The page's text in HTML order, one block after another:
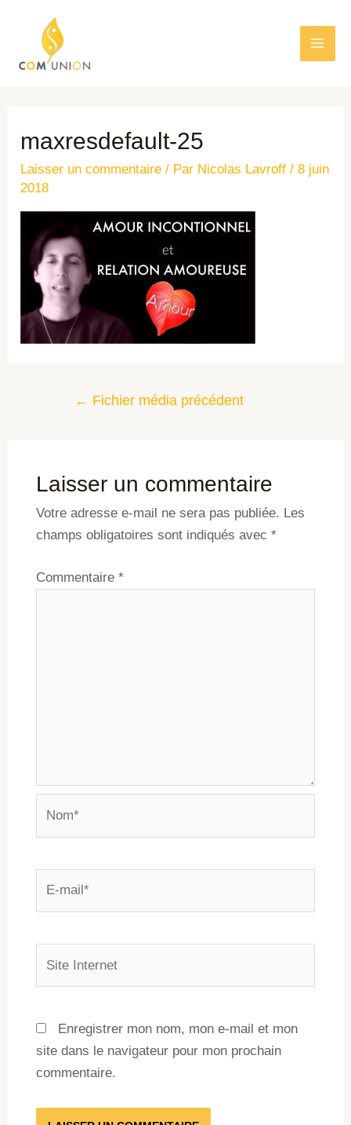
maxresdefault-25
Laisser un commentaire / Par Nicolas Lavroff/8 juin
2018
← Fichier média précédent
Laisser un commentaire
Votre adresse e-mail ne sera pas publiée. Les
champs obligatoires sont indiqués avec *
Commentaire *
Enregistrer mon nom, mon e-mail et mon
site dans le navigateur pour mon prochain
commentaire.